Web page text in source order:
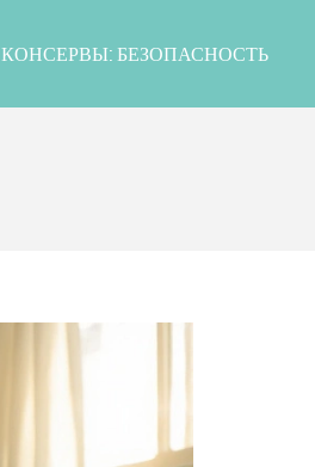
КОНСЕРВЫ: БЕЗОПАСНОСТЬ